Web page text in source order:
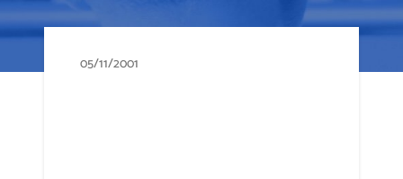
05/11/2001